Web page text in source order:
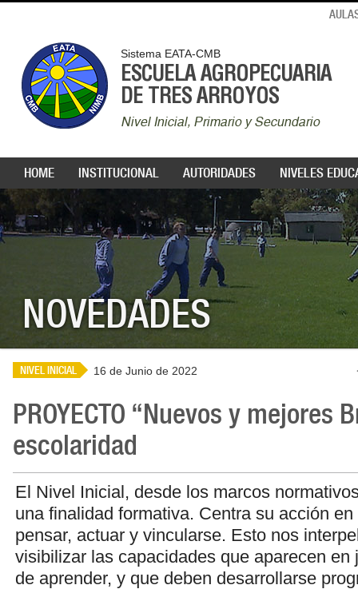
Sistema EATA-CMB
ESCUELA AGROPECUARIA
DE TRES ARROYOS
Nivel Inicial, Primario y Secundario
HOME INSTITUCIONAL AUTORIDADES NIVELES
NOVEDADES
NIVEL INICIAL 16 de Junio de 2022
PROYECTO “Nuevos y mejores
escolaridad
El Nivel Inicial, desde los marcos
una finalidad formativa. Centra su acción
pensar, actuar y vincularse. Esto nos
visibilizar las capacidades que aparecen en
de aprender, y que deben desarrollarse